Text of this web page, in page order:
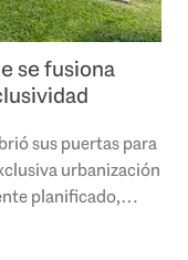
se fusiona
sus puertas para
urbanización
planificado,